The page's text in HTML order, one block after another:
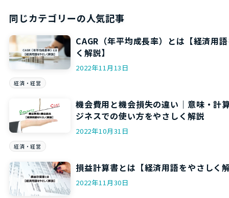
同じカテゴリーの人気記事
CAGR（年平均成長率）とは【経済用
く解説】
2022年11月13日
経済・経営
機会費用と機会損失の違い｜意味・計
ジネスでの使い方をやさしく解説
2022年10月31日
経済・経営
損益計算書とは【経済用語をやさしく
2022年11月30日